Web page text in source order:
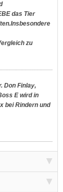
das Tier
zu
Don Finlay,
E wird in
bei Rindern und